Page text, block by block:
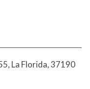
La Florida, 37190